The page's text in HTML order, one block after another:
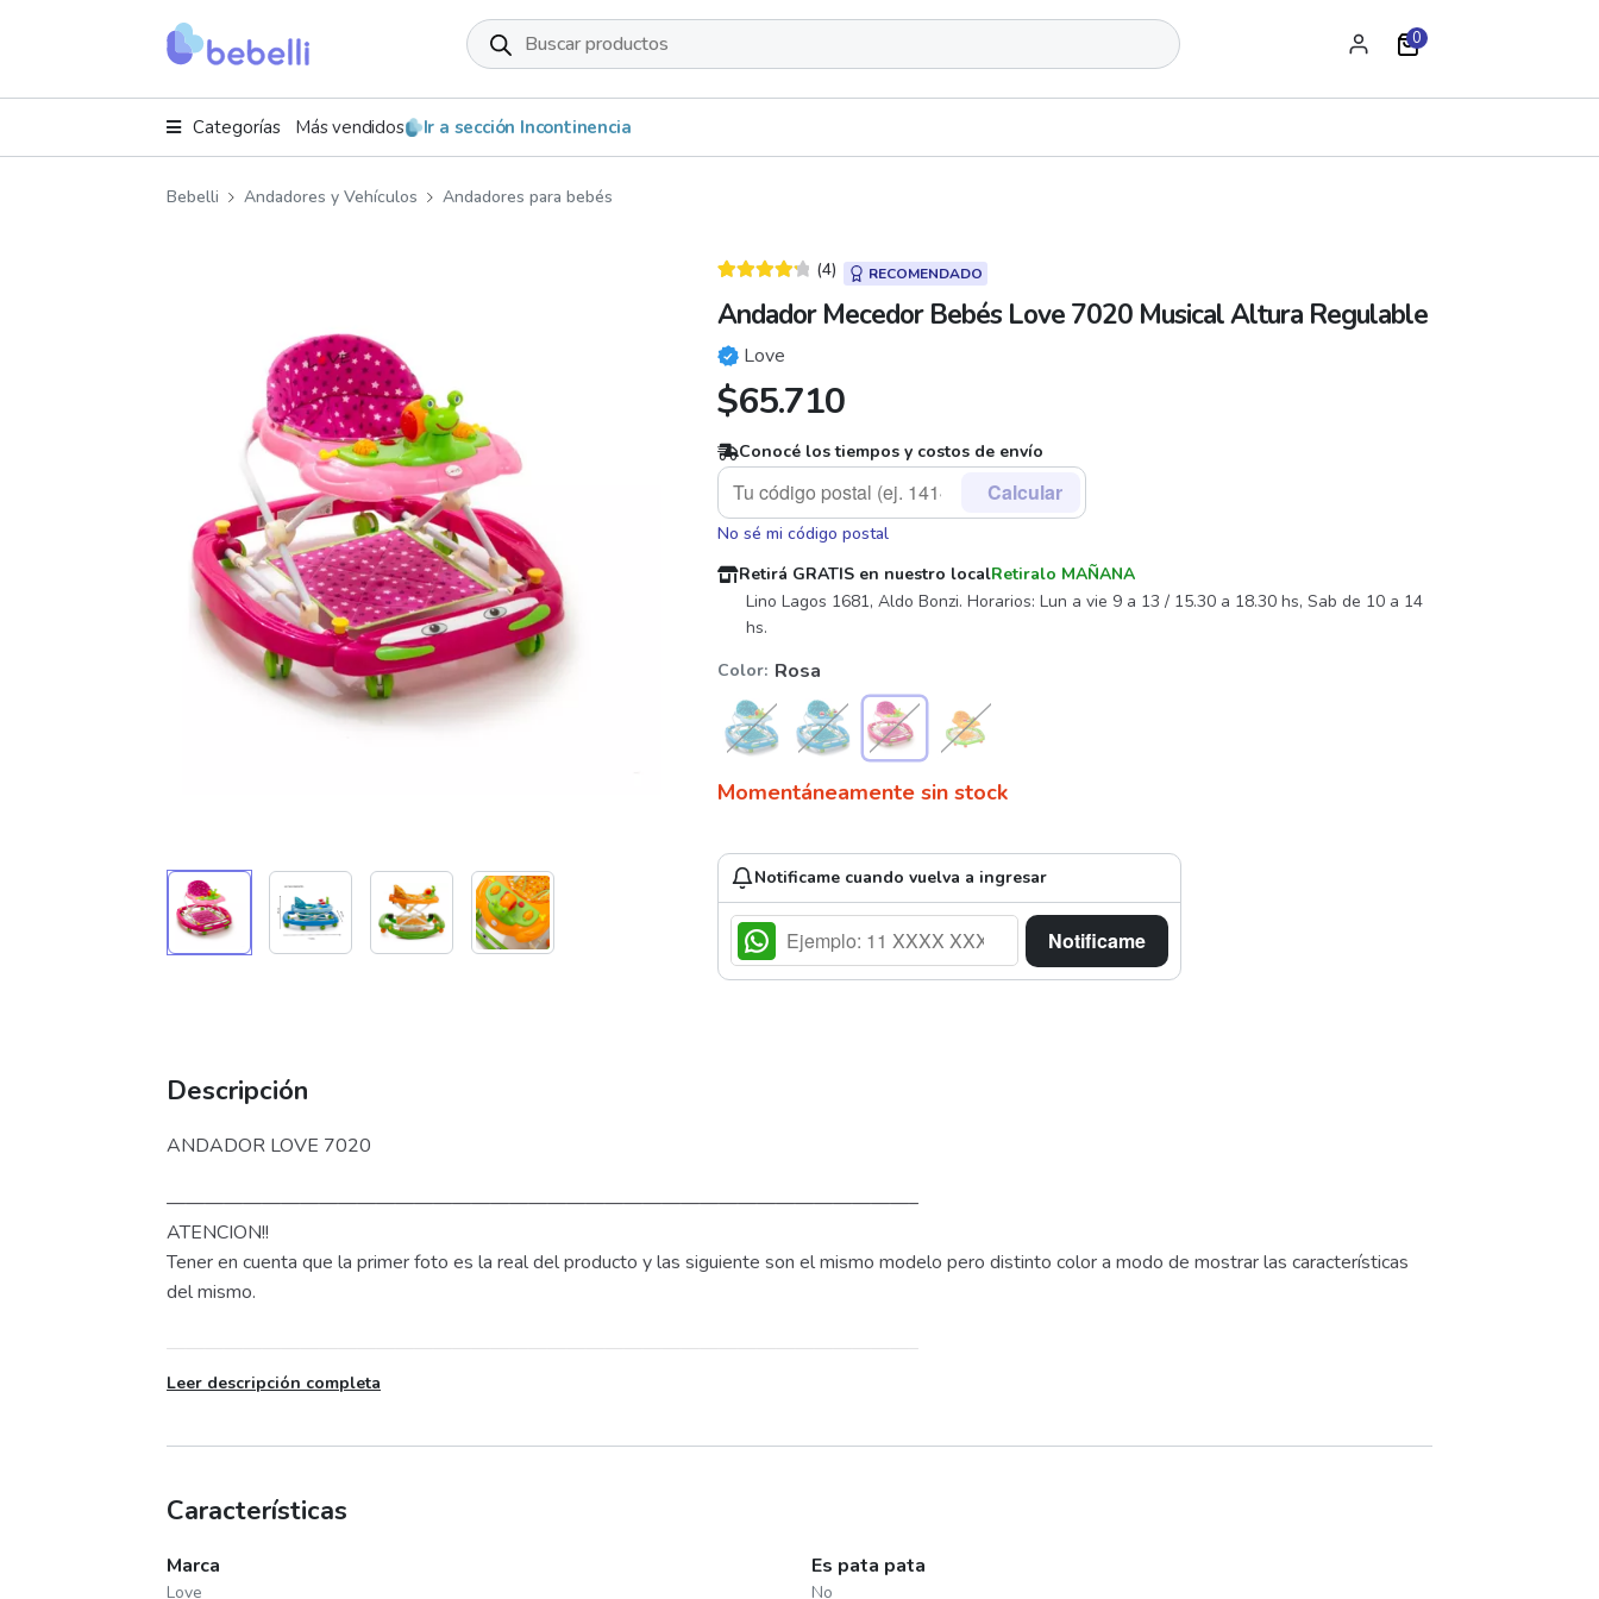
Products
search 0
Categorías Más vendidos Ir a sección Incontinencia
Bebelli Andadores y Vehículos Andadores para bebés
4.33 sobre
5 basado en
es de
(4) RECOMENDADO
Andador Mecedor Bebés Love 7020 Musical Altura Regulable
Love
$65.710
Conocé los tiempos y costos de envío
Calcular
No sé mi código postal
Retirá GRATIS en nuestro localRetiralo MAÑANA
Lino Lagos 1681, Aldo Bonzi. Horarios: Lun a vie 9 a 13 / 15.30 a 18.30 hs, Sab de 10 a 14
hs.
Color Rosa
Momentáneamente sin stock
Notificame cuando vuelva a ingresar
Notificame
Descripción
ANDADOR LOVE 7020
———————————————————————————————————————–
ATENCION!!
Tener en cuenta que la primer foto es la real del producto y las siguiente son el mismo modelo pero distinto color a modo de mostrar las características
del mismo.
———————————————————————————————————————–
CARACTERISTICAS
* SIN capota
* Incluye apoyapies (para comodidad del bebe)
* 3 posiciones
* 8 ruedas dobles de plastico
Leer descripción completa
Características
Marca
Love
Es pata pata
No